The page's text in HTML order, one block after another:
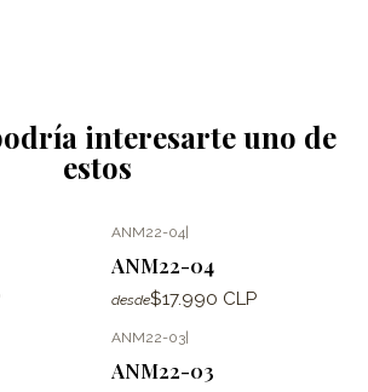
interesarte uno de
estos
ANM22-04|
ANM22-04
desde$17.990 CLP
ANM22-03
ANM22-03